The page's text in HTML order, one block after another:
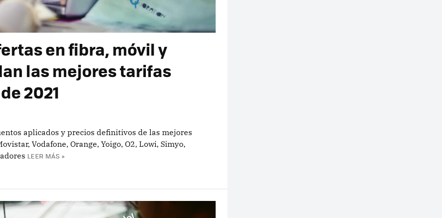
en fibra, móvil y
las mejores tarifas
2021
aplicados y precios definitivos de las mejores
Vodafone, Orange, Yoigo, O2, Lowi, Simyo,
LEER MÁS »